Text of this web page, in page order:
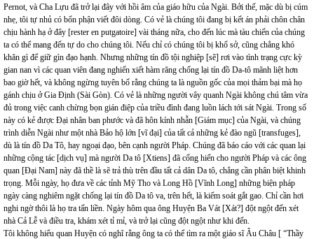
Pernot, và Cha Lựu đã trở lại đây với hồi âm của giáo hữu của Ngài. Bởi thế, mặc dù bị cúm
nhẹ, tôi tự nhủ có bổn phận viết đôi dòng. Có vẻ là chúng tôi đang bị kết án phải chôn chân
chịu hành hạ ở đây [rester en putgatoire] vài tháng nữa, cho đến lúc mà tàu chiến của chúng
ta có thể mang đến tự do cho chúng tôi. Nếu chỉ có chúng tôi bị khổ sở, cũng chẳng khó
khăn gì để giữ gìn đạo hạnh. Nhưng những tín đồ tội nghiệp [sẽ] rơi vào tình trạng cực kỳ
gian nan vì các quan viên đang nghiến xiết hàm răng chống lại tín đồ Da-tô mãnh liệt hơn
bao giờ hết, và không ngừng tuyên bố rằng chúng ta là nguồn gốc của mọi thảm bại mà họ
gánh chịu ở Gia Định (Sài Gòn). Có vẻ là những người vây quanh Ngài không chú tâm vừa
đủ trong việc canh chừng bọn gián điệp của triều đình đang luồn lách tới sát Ngài. Trong số
này có kẻ được Đại nhân ban phước và đã hôn kính nhẫn [Giám mục] của Ngài, và chúng
trình diễn Ngài như một nhà Bảo hộ lớn [vĩ đại] của tất cả những kẻ đào ngũ [transfuges],
dù là tín đồ Da Tô, hay ngoại đạo, bên cạnh người Pháp. Chúng đã báo cáo với các quan lại
những cộng tác [dịch vụ] mà người Da tô [Xtiens] đã cống hiến cho người Pháp và các ông
quan [Đại Nam] này đã thề là sẽ trả thù trên đầu tất cả dân Da tô, chẳng cần phân biệt khinh
trọng. Mỗi ngày, họ đưa về các tỉnh Mỹ Tho và Long Hồ [Vĩnh Long] những biện pháp
ngày càng nghiêm ngặt chống lại tín đồ Da tô va, trên hết, là kiểm soát gắt gao. Chỉ cần hơi
nghi ngờ thôi là họ tra tấn liền. Ngày hôm qua ông Huyện Ba Vát [Xát?] đột ngột đến xét
nhà Cả Lễ và điều tra, khám xét tỉ mỉ, và trở lại cũng đột ngột như khi đến.
Tôi không hiểu quan Huyện có nghĩ rằng ông ta có thể tìm ra một giáo sĩ Âu Châu [ “Thầy